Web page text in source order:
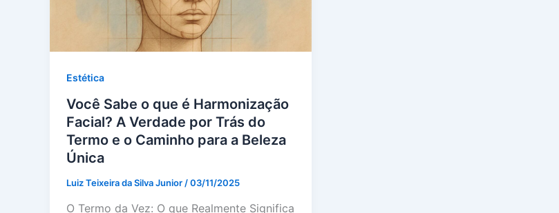
Estética
Você Sabe o que é Harmonização
Facial? A Verdade por Trás do
Termo e o Caminho para a Beleza
Única
Luiz Teixeira da Silva Junior /03/11/2025
O Termo da Vez: O que Realmente Significa